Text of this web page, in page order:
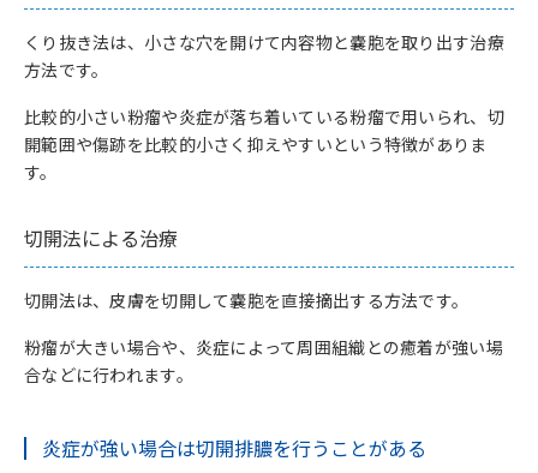
くり抜き法は、小さな穴を開けて内容物と嚢胞を取り出す治療
方法です。
比較的小さい粉瘤や炎症が落ち着いている粉瘤で用いられ、切
開範囲や傷跡を比較的小さく抑えやすいという特徴がありま
す。
切開法による治療
切開法は、皮膚を切開して嚢胞を直接摘出する方法です。
粉瘤が大きい場合や、炎症によって周囲組織との癒着が強い場
合などに行われます。
炎症が強い場合は切開排膿を行うことがある